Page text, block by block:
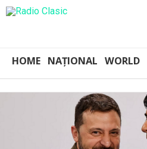
HOME NAȚIONAL WORLD